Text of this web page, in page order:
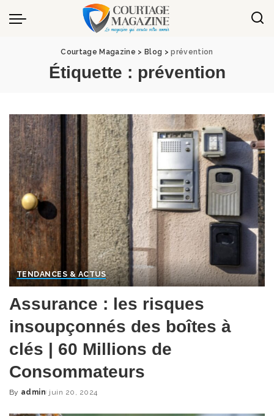
Panneau de gestion des cookies
Courtage Magazine > Blog >prévention
Étiquette : prévention
TENDANCES & ACTUS
Assurance : les risques
insoupçonnés des boîtes à
clés | 60 Millions de
Consommateurs
Posted
By admin juin 20, 2024